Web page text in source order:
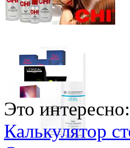
Wella Professionals Краска для Волос
Это интересно:
Калькулятор